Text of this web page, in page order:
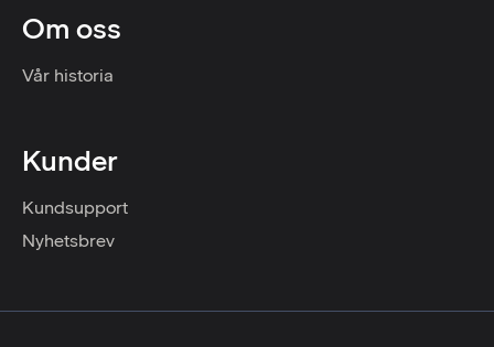
Om oss
Vår historia
Kunder
Kundsupport
Nyhetsbrev